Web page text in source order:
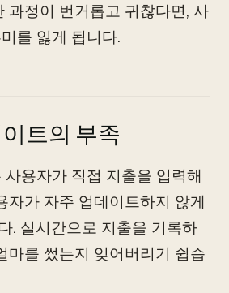
과정이 번거롭고 귀찮다면, 사
를 잃게 됩니다.
트의 부족
사용자가 직접 지출을 입력해
자가 자주 업데이트하지 않게
. 실시간으로 지출을 기록하
마를 썼는지 잊어버리기 쉽습